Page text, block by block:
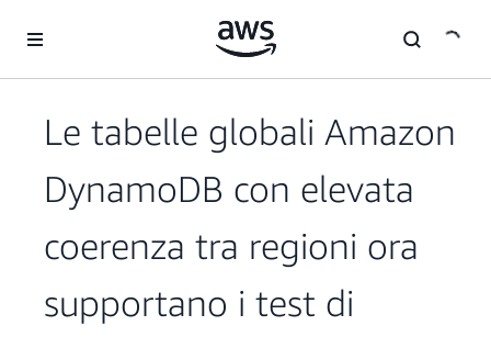
Le tabelle globali Amazon
DynamoDB con elevata
coerenza tra regioni ora
supportano i test di